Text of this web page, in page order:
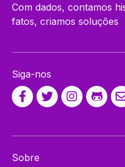
Com dados, contamos
fatos, criamos soluções
Siga-nos
Sobre